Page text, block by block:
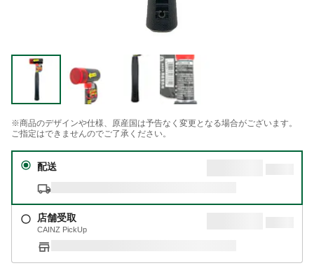
※商品のデザインや仕様、原産国は予告なく変更となる場合がございます。
ご指定はできませんのでご了承ください。
配送
店舗受取
CAINZ PickUp